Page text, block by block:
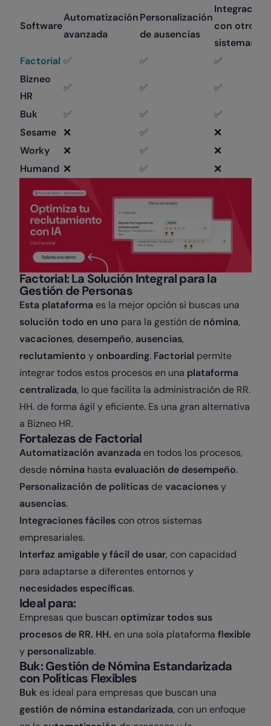
Software
Automatización
avanzada
Personalización
de ausencias
con otros
sistemas
Factorial ✅ ✅
✅
Bizneo
HR
✅ ✅ ✅
Buk ✅ ✅
✅
Sesame
❌ ✅
❌
Worky
❌ ✅
❌
Humand ❌ ✅ ❌
Factorial: La Solución Integral para la
Gestión de Personas
Esta plataforma es la mejor opción si buscas una
solución todo en uno para la gestión de nómina,
vacaciones, desempeño, ausencias,
reclutamiento y onboarding. Factorial permite
integrar todos estos procesos en una plataforma
centralizada, lo que facilita la administración de RR.
HH. de forma ágil y eficiente. Es una gran alternativa
a Bizneo HR.
Fortalezas de Factorial
Automatización avanzada en todos los procesos,
desde nómina hasta evaluación de desempeño.
Personalización de políticas devacacionesy
ausencias.
Integraciones fáciles con otros sistemas
empresariales.
Interfaz amigable y fácil de usar, con capacidad
para adaptarse a diferentes entornos y
necesidades específicas.
Ideal para:
Empresas que buscan optimizar todos sus
procesos de RR. HH. en una sola plataforma flexible
y personalizable.
Buk: Gestión de Nómina Estandarizada
con Políticas Flexibles
Buk es ideal para empresas que buscan una
gestión de nómina estandarizada, con un enfoque